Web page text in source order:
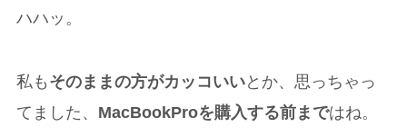
ハハッ。
私も そのままの方がカッコいいとか、思っちゃっ
てました、 MacBookProを購入する前まではね。